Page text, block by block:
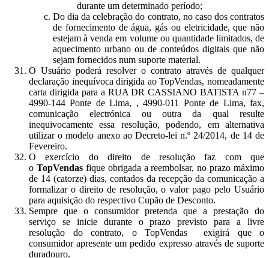
durante um determinado período;
Do dia da celebração do contrato, no caso dos contratos
de fornecimento de água, gás ou eletricidade, que não
estejam à venda em volume ou quantidade limitados, de
aquecimento urbano ou de conteúdos digitais que não
sejam fornecidos num suporte material.
O Usuário poderá resolver o contrato através de qualquer
declaração inequívoca dirigida ao TopVendas, nomeadamente
carta dirigida para a RUA DR CASSIANO BATISTA n77 –
4990-144 Ponte de Lima, , 4990-011 Ponte de Lima, fax,
comunicação electrónica ou outra da qual resulte
inequivocamente essa resolução, podendo, em alternativa
utilizar o modelo anexo ao Decreto-lei n.º 24/2014, de 14 de
Fevereiro.
O exercício do direito de resolução faz com que
o TopVendasfique obrigada a reembolsar, no prazo máximo
de 14 (catorze) dias, contados da recepção da comunicação a
formalizar o direito de resolução, o valor pago pelo Usuário
para aquisição do respectivo Cupão de Desconto.
Sempre que o consumidor pretenda que a prestação do
serviço se inicie durante o prazo previsto para a livre
resolução do contrato, o TopVendas exigirá que o
consumidor apresente um pedido expresso através de suporte
duradouro.